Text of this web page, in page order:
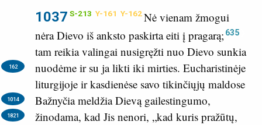
1037 S-213 Y-161 Y-162Nė vienam žmogui
nėra Dievo iš anksto paskirta eiti į pragarą; 635
tam reikia valingai nusigręžti nuo Dievo sunkia
nuodėme ir su ja likti iki mirties.
162
Eucharistinėje
liturgijoje ir kasdienėse savo tikinčiųjų maldose
Bažnyčia meldžia Dievą gailestingumo,
1014
1821
žinodama, kad Jis nenori, „kad kuris pražūtų,